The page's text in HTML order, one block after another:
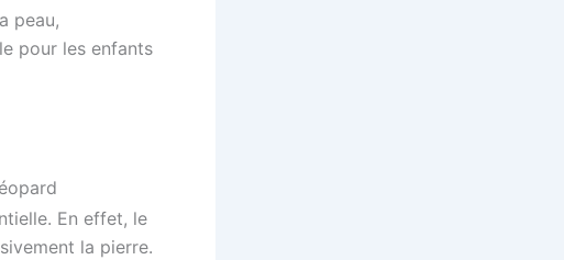
peau,
pour les enfants
En effet, le
la pierre.